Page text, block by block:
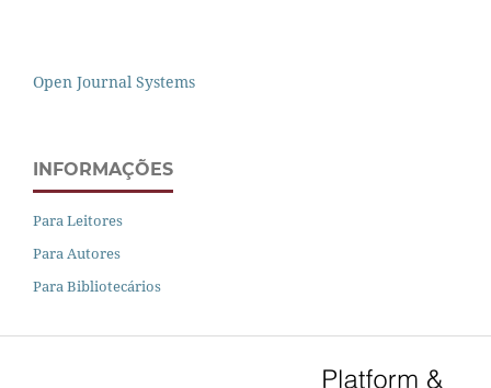
Open Journal Systems
INFORMAÇÕES
Para Leitores
Para Autores
Para Bibliotecários